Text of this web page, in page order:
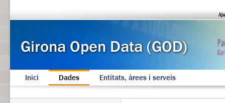
Inici Dades Entitats, àrees i serveis